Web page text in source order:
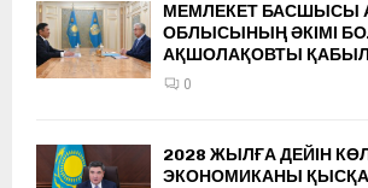
МЕМЛЕКЕТ БАСШЫСЫ
ОБЛЫСЫНЫҢ ӘКІМІ
АҚШОЛАҚОВТЫ
0
2028 ЖЫЛҒА ДЕЙІН
ЭКОНОМИКАНЫ